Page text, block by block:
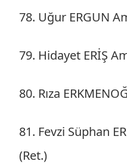
78. Uğur ERGUN
79. Hidayet ERİŞ
80. Rıza
81. Fevzi Süphan
(Ret.)